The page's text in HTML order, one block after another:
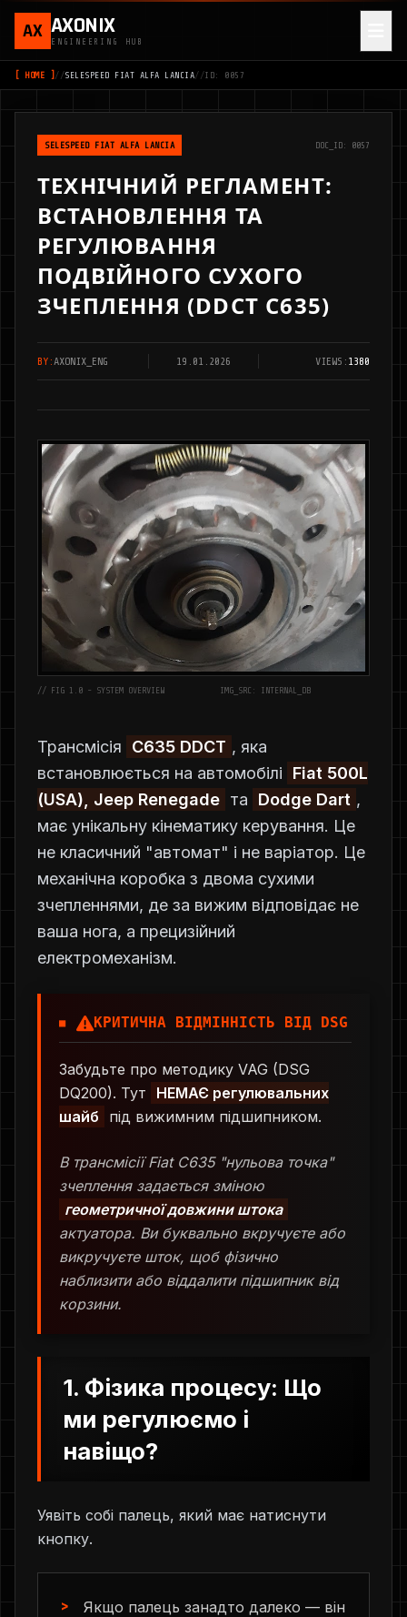
AX AXONIX
ENGINEERING HUB
[ HOME ] //SELESPEED FIAT ALFA LANCIA//ID: 0057
SELESPEED FIAT ALFA LANCIA DOC_ID: 0057
ТЕХНІЧНИЙ РЕГЛАМЕНТ:
ВСТАНОВЛЕННЯ ТА
РЕГУЛЮВАННЯ
ПОДВІЙНОГО СУХОГО
ЗЧЕПЛЕННЯ (DDCT C635)
BY:AXONIX_ENG 19.01.2026 VIEWS: 1380
// FIG 1.0 - SYSTEM OVERVIEW IMG_SRC: INTERNAL_DB
Трансмісія C635 DDCT , яка
встановлюється на автомобілі
Fiat 500L
(USA), Jeep Renegade та Dodge Dart ,
має унікальну кінематику керування. Це
не класичний "автомат" і не варіатор. Це
механічна коробка з двома сухими
зчепленнями, де за вижим відповідає не
ваша нога, а прецизійний
електромеханізм.
КРИТИЧНА ВІДМІННІСТЬ ВІД DSG
Забудьте про методику VAG (DSG
DQ200). Тут
НЕМАЄ регулювальних
шайб
під вижимним підшипником.
В трансмісії Fiat C635 "нульова точка"
зчеплення задається зміною
геометричної довжини штока
актуатора. Ви буквально вкручуєте або
викручуєте шток, щоб фізично
наблизити або віддалити підшипник від
корзини.
1. Фізика процесу: Що
ми регулюємо і
навіщо?
Уявіть собі палець, який має натиснути
кнопку.
Якщо палець занадто далеко — він